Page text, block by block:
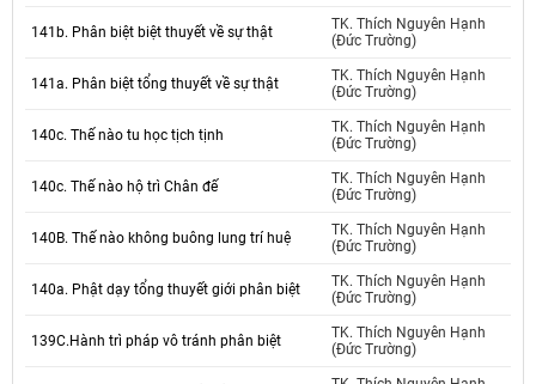
141b. Phân biệt biệt thuyết về sự thật
TK. Thích Nguyên Hạnh
(Đức Trường)
141a. Phân biệt tổng thuyết về sự thật
TK. Thích Nguyên Hạnh
(Đức Trường)
140c. Thế nào tu học tịch tịnh
TK. Thích Nguyên Hạnh
(Đức Trường)
140c. Thế nào hộ trì Chân đế
TK. Thích Nguyên Hạnh
(Đức Trường)
140B. Thế nào không buông lung trí huệ
TK. Thích Nguyên Hạnh
(Đức Trường)
140a. Phật dạy tổng thuyết giới phân biệt
TK. Thích Nguyên Hạnh
(Đức Trường)
139C.Hành trì pháp vô tránh phân biệt
TK. Thích Nguyên Hạnh
(Đức Trường)